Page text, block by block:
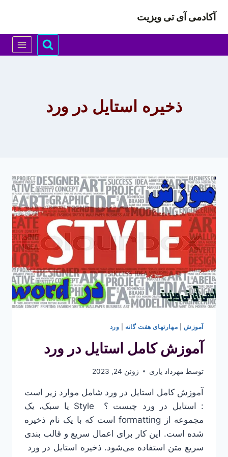
محتوا
آکادمی آی تی ویزیت
ذخیره استایل در ورد
آموزش| مهارتهای هفت گانه ورد
آموزش کامل استایل در ورد
توسط مهرداد یاری ژوئن 24, 2023
آموزش کامل استایل در ورد شامل موارد زیر است
: استایل در ورد چیست ؟ Style یا سبک، یک
مجموعه از formatting است که با یک نام ذخیره
شده است. این کار برای اعمال سریع و قالب بندی
سریع متن استفاده می‌شود. ذخیره استایل در ورد